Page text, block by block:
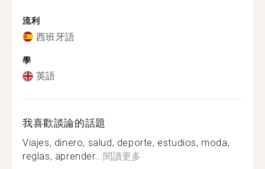
流利
西班牙語
學
英語
我喜歡談論的話題
Viajes, dinero, salud, deporte, estudios, moda,
reglas, aprender...閱讀更多